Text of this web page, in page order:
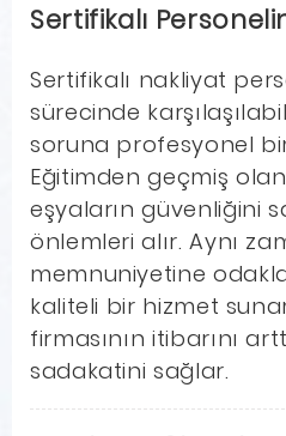
Sertifikalı
Sertifikalı nakliyat
sürecinde
soruna profesyonel
Eğitimden geçmiş
eşyaların güvenliğini
önlemleri alır. Aynı
memnuniyetine
kaliteli bir hizmet
firmasının itibarını
sadakatini sağlar.